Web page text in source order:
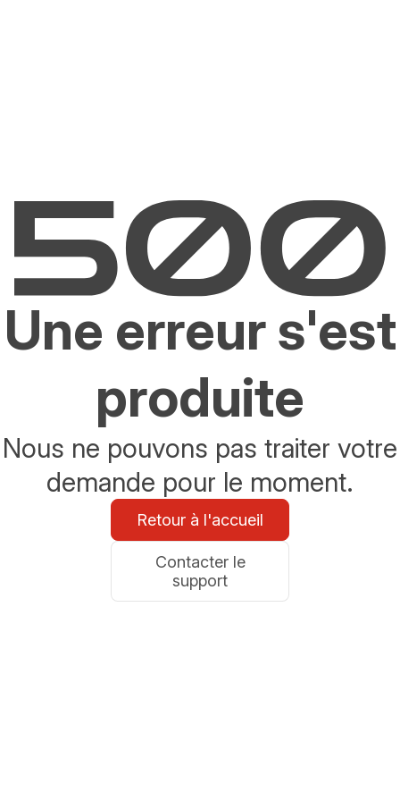
Une erreur s'est
produite
Nous ne pouvons pas traiter votre
demande pour le moment.
Retour à l'accueil
Contacter le
support